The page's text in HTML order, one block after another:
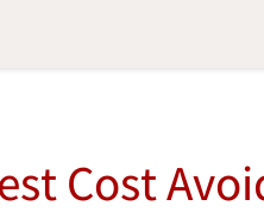
Cost